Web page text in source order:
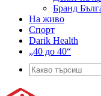
Бранд
На живо
Спорт
Darik Health
„40 до 40“